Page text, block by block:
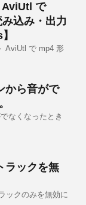
AviUtl で
込み・出力
AviUtl で mp4 形
から音がで
なくなったとき
ラックを無
ックのみを無効に